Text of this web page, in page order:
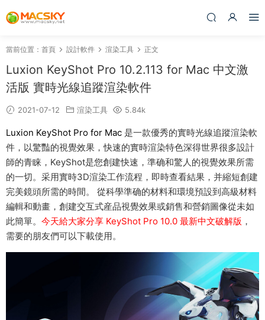
當前位置： 首頁 設計軟件 渲染工具 正文
Luxion KeyShot Pro 10.2.113 for Mac 中文激
活版 實時光線追蹤渲染軟件
2021-07-12 渲染工具 5.84k
Luxion KeyShot Pro for Mac 是一款優秀的實時光線追蹤渲染軟
件，以驚豔的視覺效果，快速的實時渲染特色深得世界很多設計
師的青睐，KeyShot是您創建快速，準确和驚人的視覺效果所需
的一切。采用實時3D渲染工作流程，即時查看結果，并縮短創建
完美鏡頭所需的時間。 從科學準确的材料和環境預設到高級材料
編輯和動畫，創建交互式産品視覺效果或銷售和營銷圖像從未如
此簡單。 今天給大家分享 KeyShot Pro 10.0 最新中文破解版 ，
需要的朋友們可以下載使用。